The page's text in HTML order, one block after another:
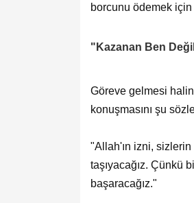
borcunu ödemek için
"Kazanan Ben
Göreve gelmesi
konuşmasını şu
"Allah'ın izni, sizlerin
taşıyacağız. Çünkü
başaracağız."